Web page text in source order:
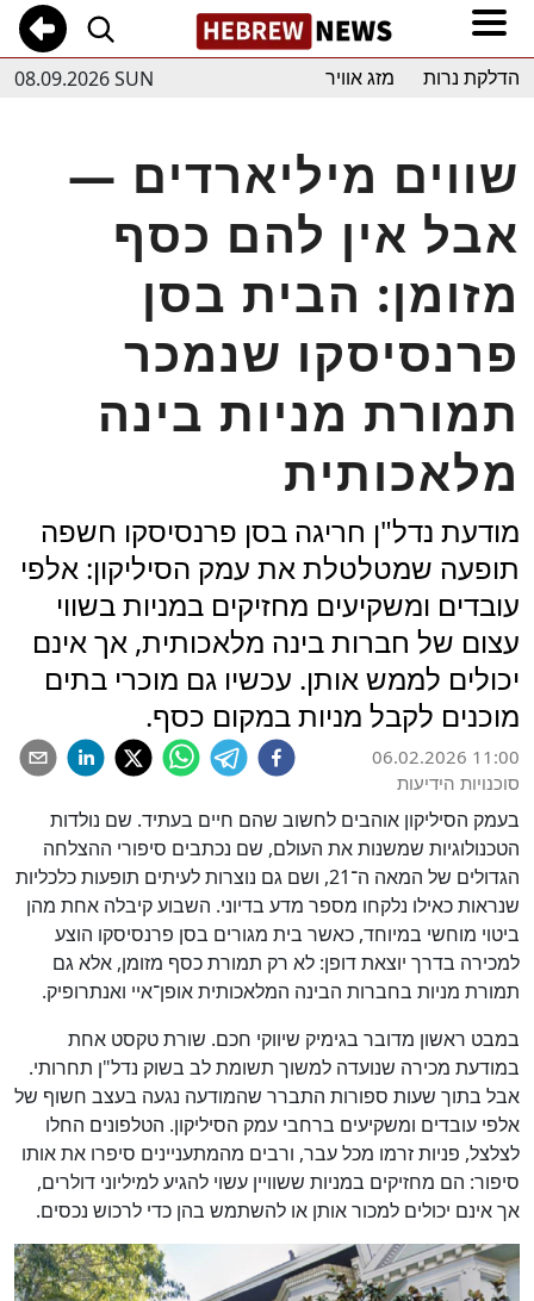
08.09.2026 SUN הדלקת נרות מזג אוויר
שווים מיליארדים —
אבל אין להם כסף
מזומן: הבית בסן
פרנסיסקו שנמכר
תמורת מניות בינה
מלאכותית
מודעת נדל"ן חריגה בסן פרנסיסקו חשפה
תופעה שמטלטלת את עמק הסיליקון: אלפי
עובדים ומשקיעים מחזיקים במניות בשווי
עצום של חברות בינה מלאכותית, אך אינם
יכולים לממש אותן. עכשיו גם מוכרי בתים
מוכנים לקבל מניות במקום כסף.
06.02.2026 11:00
סוכנויות הידיעות
בעמק הסיליקון אוהבים לחשוב שהם חיים בעתיד. שם נולדות
הטכנולוגיות שמשנות את העולם, שם נכתבים סיפורי ההצלחה
הגדולים של המאה ה־21, ושם גם נוצרות לעיתים תופעות כלכליות
שנראות כאילו נלקחו מספר מדע בדיוני. השבוע קיבלה אחת מהן
ביטוי מוחשי במיוחד, כאשר בית מגורים בסן פרנסיסקו הוצע
למכירה בדרך יוצאת דופן: לא רק תמורת כסף מזומן, אלא גם
תמורת מניות בחברות הבינה המלאכותית אופן־איי ואנתרופיק.
במבט ראשון מדובר בגימיק שיווקי חכם. שורת טקסט אחת
במודעת מכירה שנועדה למשוך תשומת לב בשוק נדל"ן תחרותי.
אבל בתוך שעות ספורות התברר שהמודעה נגעה בעצב חשוף של
אלפי עובדים ומשקיעים ברחבי עמק הסיליקון. הטלפונים החלו
לצלצל, פניות זרמו מכל עבר, ורבים מהמתעניינים סיפרו את אותו
סיפור: הם מחזיקים במניות ששוויין עשוי להגיע למיליוני דולרים,
אך אינם יכולים למכור אותן או להשתמש בהן כדי לרכוש נכסים.